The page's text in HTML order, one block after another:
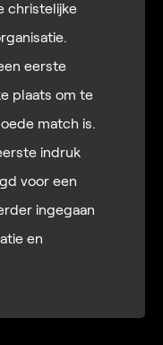
christelijke
eerste
plaats om te
match is.
indruk
voor een
ingegaan
en